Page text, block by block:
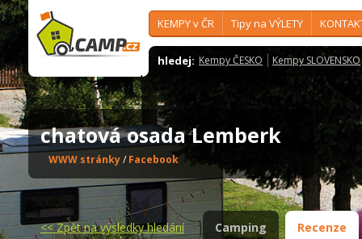
KEMPY v ČR Tipy na VÝLETY
hledej: Kempy ČESKO Kempy SLOVENSKO
chatová osada Lemberk
WWW stránky/ Facebook
<<Zpět na výsledky hledání Camping Recenze